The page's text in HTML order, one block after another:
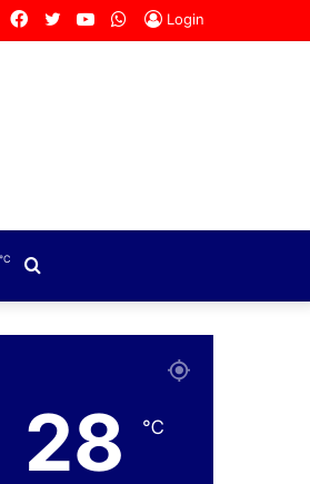
Login
WhatsApp
YouTube
Twitter
Facebook
for
℃
28 ℃